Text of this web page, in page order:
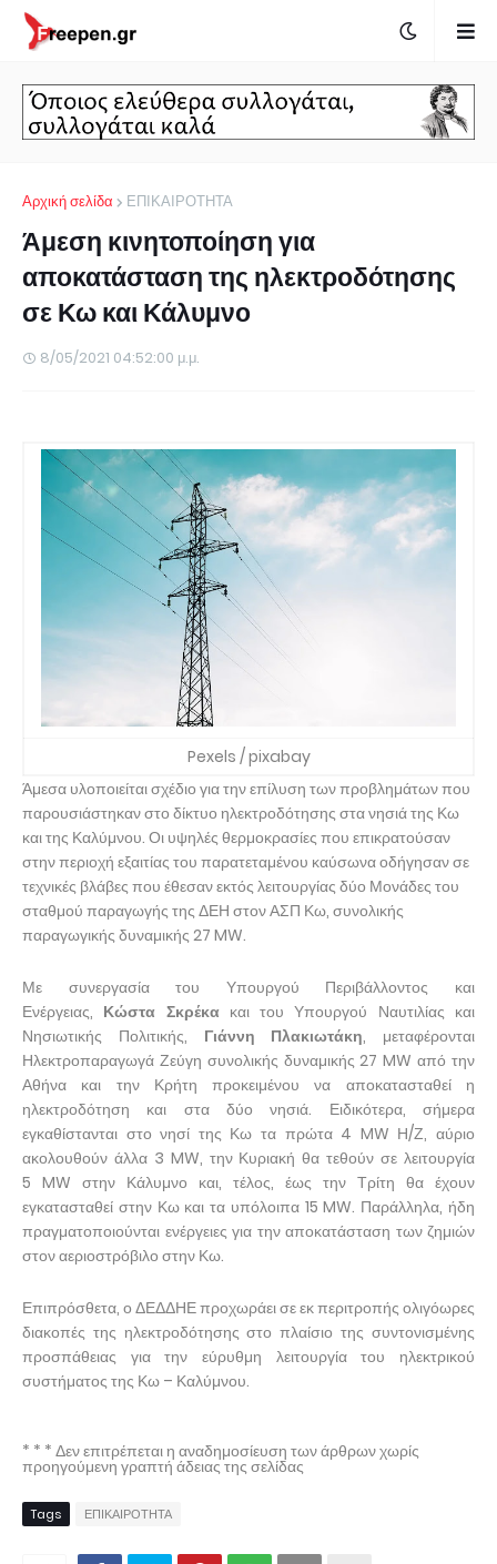
Αρχική σελίδα ΕΠΙΚΑΙΡΟΤΗΤΑ
Άμεση κινητοποίηση για
αποκατάσταση της ηλεκτροδότησης
σε Κω και Κάλυμνο
8/05/2021 04:52:00 μ.μ.
Pexels / pixabay
Άμεσα υλοποιείται σχέδιο για την επίλυση των προβλημάτων που
παρουσιάστηκαν στο δίκτυο ηλεκτροδότησης στα νησιά της Κω
και της Καλύμνου. Οι υψηλές θερμοκρασίες που επικρατούσαν
στην περιοχή εξαιτίας του παρατεταμένου καύσωνα οδήγησαν σε
τεχνικές βλάβες που έθεσαν εκτός λειτουργίας δύο Μονάδες του
σταθμού παραγωγής της ΔΕΗ στον ΑΣΠ Κω, συνολικής
παραγωγικής δυναμικής 27 MW.
Με συνεργασία του Υπουργού Περιβάλλοντος και
Ενέργειας, Κώστα Σκρέκα και του Υπουργού Ναυτιλίας και
Νησιωτικής Πολιτικής, Γιάννη Πλακιωτάκη, μεταφέρονται
Ηλεκτροπαραγωγά Ζεύγη συνολικής δυναμικής 27 MW από την
Αθήνα και την Κρήτη προκειμένου να αποκατασταθεί η
ηλεκτροδότηση και στα δύο νησιά. Ειδικότερα, σήμερα
εγκαθίστανται στο νησί της Κω τα πρώτα 4 MW Η/Ζ, αύριο
ακολουθούν άλλα 3 MW, την Κυριακή θα τεθούν σε λειτουργία
5 MW στην Κάλυμνο και, τέλος, έως την Τρίτη θα έχουν
εγκατασταθεί στην Κω και τα υπόλοιπα 15 MW. Παράλληλα, ήδη
πραγματοποιούνται ενέργειες για την αποκατάσταση των ζημιών
στον αεριοστρόβιλο στην Κω.
Επιπρόσθετα, ο ΔΕΔΔΗΕ προχωράει σε εκ περιτροπής ολιγόωρες
διακοπές της ηλεκτροδότησης στο πλαίσιο της συντονισμένης
προσπάθειας για την εύρυθμη λειτουργία του ηλεκτρικού
συστήματος της Κω – Καλύμνου.
* * * Δεν επιτρέπεται η αναδημοσίευση των άρθρων χωρίς
προηγούμενη γραπτή άδειας της σελίδας
Tags ΕΠΙΚΑΙΡΟΤΗΤΑ